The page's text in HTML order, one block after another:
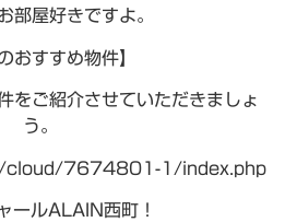
部屋好きですよ。
おすすめ物件】
をご紹介させていただきましょ
う。
cloud/7674801-1/index.php
ールALAIN西町！